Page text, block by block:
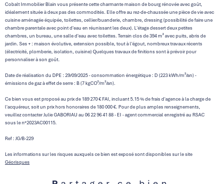
Cobalt Immobilier Blain vous présente cette charmante maison de bourg rénovée avec goût,
idéalement située à deux pas des commodités. Elle offre au rez-de-chaussée une pièce de vie avec
cuisine aménagée équipée, toilettes, cellier/buanderie, chambre, dressing (possibilité de faire une
chambre parentale avec point d'eau en réunissant les deux). L'étage dessert deux petites
chambres, un bureau, une salle d'eau avec toilettes. Terrain clos de 394 m² avec puits, abris de
jardin. Ses + : maison évolutive, extension possible, tout à l'égout, nombreux travaux récents
(électricité, plomberie, isolation, cuisine) Quelques travaux de finitions sont à prévoir pour
personnaliser à son goût.
Date de réalisation du DPE : 29/09/2025 - consommation énergétique : D (223 kWh/m²/an) -
émissions de gaz à effet de serre : B (7 kgCO²/m²/an).
Ce bien vous est proposé au prix de 189 270 € FAI, incluant 5.15 % de frais d'agence à la charge de
l'acquéreur, soit un prix hors honoraires de 180 000 €. Pour de plus amples renseignements,
veuillez contacter Julie GABORIAU au 06 22 96 41 88 - EI - agent commercial enregistré au RSAC
sous le n°2023AC00115.
Ref : JG/B-229
Les informations sur les risques auxquels ce bien est exposé sont disponibles sur le site
Géorisques